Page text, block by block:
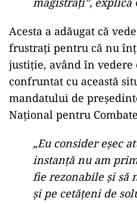
Acesta a adăugat că
frustraţi pentru că nu
justiţie, având în vedere
confruntat cu această
mandatului de
Naţional pentru
„Eu consider eşec
instanţă nu am
fie rezonabile şi să
şi pe cetăţeni de